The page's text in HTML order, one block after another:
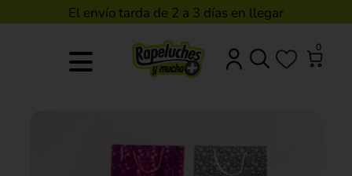
El envío tarda de 2 a 3 días en llegar
0